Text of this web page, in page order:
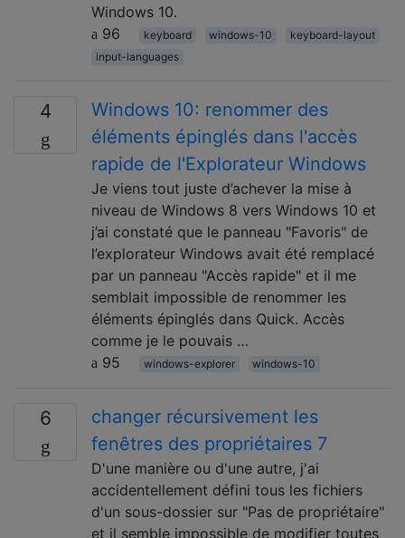
Windows 10.
96
keyboard windows-10
keyboard-layout
input-languages
4
Windows 10: renommer des
éléments épinglés dans l'accès
rapide de l'Explorateur Windows
Je viens tout juste d’achever la mise à
niveau de Windows 8 vers Windows 10 et
j’ai constaté que le panneau "Favoris" de
l’explorateur Windows avait été remplacé
par un panneau "Accès rapide" et il me
semblait impossible de renommer les
éléments épinglés dans Quick. Accès
comme je le pouvais …
95
windows-explorer windows-10
6
changer récursivement les
fenêtres des propriétaires 7
D'une manière ou d'une autre, j'ai
accidentellement défini tous les fichiers
d'un sous-dossier sur "Pas de propriétaire"
et il semble impossible de modifier toutes